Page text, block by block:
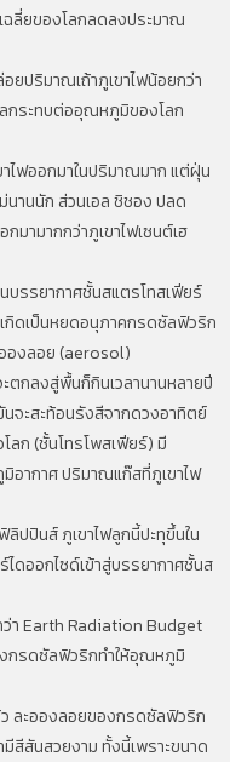
ฉลี่ยของโลกลดลงประมาณ
ยปริมาณเถ้าภูเขาไฟน้อยกว่า
ลกระทบต่ออุณหภูมิของโลก
ไฟออกมาในปริมาณมาก แต่ฝุ่น
นานนัก ส่วนเอล ชิชอง ปลด
มามากกว่าภูเขาไฟเซนต์เฮ
บรรยากาศชั้นสแตรโทสเฟียร์
กิดเป็นหยดอนุภาคกรดซัลฟิวริก
อองลอย (aerosol)
ตกลงสู่พื้นก็กินเวลานานหลายปี
จะสะท้อนรังสีจากดวงอาทิตย์
ลก (ชั้นโทรโพสเฟียร์) มี
ากาศ ปริมาณแก๊สที่ภูเขาไฟ
ปปินส์ ภูเขาไฟลูกนี้ปะทุขึ้นใน
ดออกไซด์เข้าสู่บรรยากาศชั้นส
า Earth Radiation Budget
กรดซัลฟิวริกทำให้อุณหภูมิ
ละอองลอยของกรดซัลฟิวริก
สีสันสวยงาม ทั้งนี้เพราะขนาด